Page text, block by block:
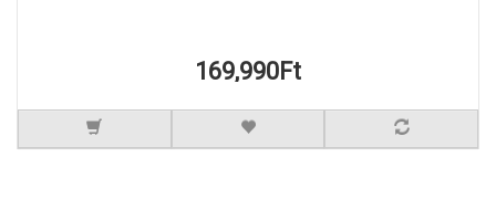
169,990Ft